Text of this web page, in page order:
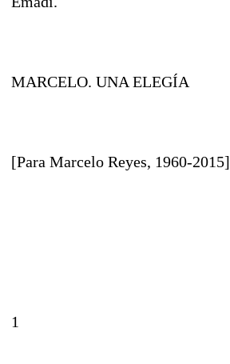
MARCELO. UNA ELEGÍA
[Para Marcelo Reyes, 1960-2015]
1